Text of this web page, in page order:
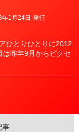
ひとりひとりに2012
昨年9月からピクセ
1月24日 発行
事